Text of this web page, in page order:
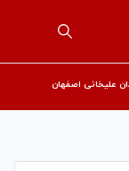
علیخانی اصفهان